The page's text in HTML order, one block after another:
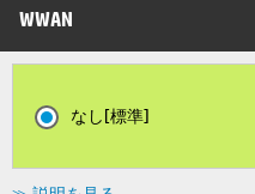
WWAN
なし[標準]